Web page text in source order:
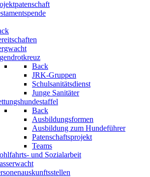
Back
JRK-Gruppen
Schulsanitätsdienst
Junge Sanitäter
Back
Ausbildungsformen
Ausbildung zum Hundeführer
Patenschaftsprojekt
Teams
und Sozialarbeit